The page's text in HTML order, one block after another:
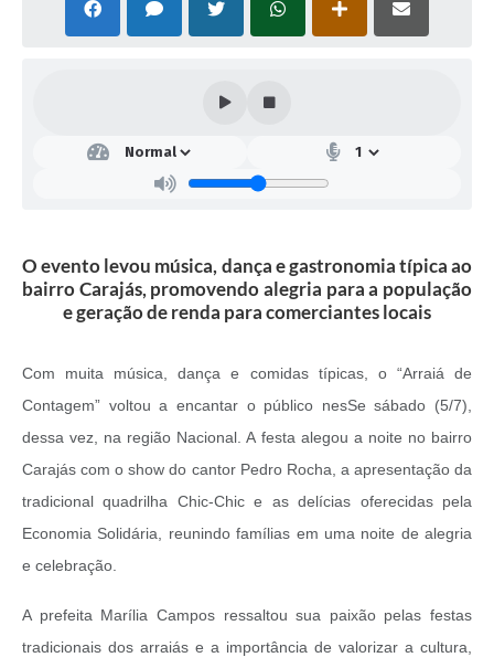
O evento levou música, dança e gastronomia típica ao
bairro Carajás, promovendo alegria para a população
e geração de renda para comerciantes locais
Com muita música, dança e comidas típicas, o “Arraiá de
Contagem” voltou a encantar o público nesSe sábado (5/7),
dessa vez, na região Nacional. A festa alegou a noite no bairro
Carajás com o show do cantor Pedro Rocha, a apresentação da
tradicional quadrilha Chic-Chic e as delícias oferecidas pela
Economia Solidária, reunindo famílias em uma noite de alegria
e celebração.
A prefeita Marília Campos ressaltou sua paixão pelas festas
tradicionais dos arraiás e a importância de valorizar a cultura,